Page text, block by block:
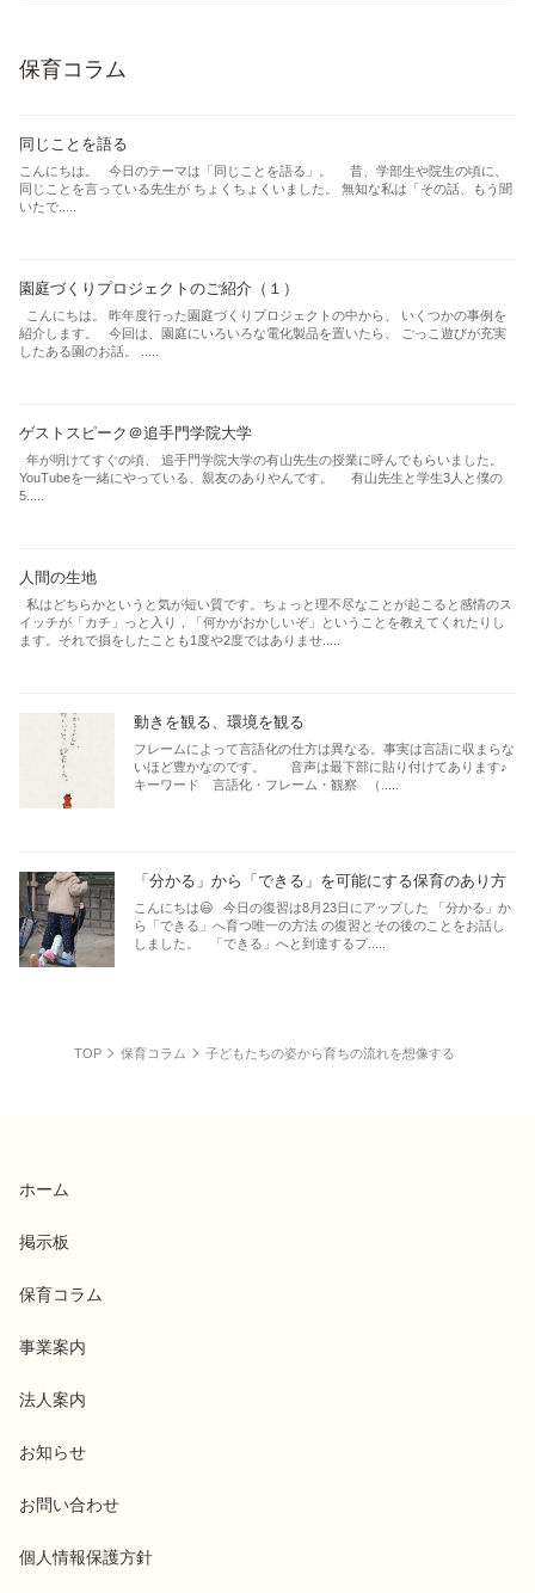
保育コラム
同じことを語る
こんにちは。 今日のテーマは「同じことを語る」。 昔、学部生や院生の頃に、
同じことを言っている先生が ちょくちょくいました。 無知な私は「その話、もう聞
いたで.....
園庭づくりプロジェクトのご紹介（１）
こんにちは。 昨年度行った園庭づくりプロジェクトの中から、 いくつかの事例を
紹介します。 今回は、園庭にいろいろな電化製品を置いたら、 ごっこ遊びが充実
したある園のお話。 .....
ゲストスピーク＠追手門学院大学
年が明けてすぐの頃、 追手門学院大学の有山先生の授業に呼んでもらいました。
YouTubeを一緒にやっている、親友のありやんです。 有山先生と学生3人と僕の
5.....
人間の生地
私はどちらかというと気が短い質です。ちょっと理不尽なことが起こると感情のス
イッチが「カチ」っと入り，「何かがおかしいぞ」ということを教えてくれたりし
ます。それで損をしたことも1度や2度ではありませ.....
動きを観る、環境を観る
フレームによって言語化の仕方は異なる。事実は言語に収まらな
いほど豊かなのです。 音声は最下部に貼り付けてあります♪
キーワード 言語化・フレーム・観察 （.....
「分かる」から「できる」を可能にする保育のあり方
こんにちは😃 今日の復習は8月23日にアップした 「分かる」か
ら「できる」へ育つ唯一の方法 の復習とその後のことをお話し
しました。 「できる」へと到達するプ.....
TOP 保育コラム 子どもたちの姿から育ちの流れを想像する
ホーム
掲示板
保育コラム
事業案内
法人案内
お知らせ
お問い合わせ
個人情報保護方針